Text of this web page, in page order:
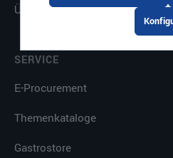
Über uns
SERVICE
E-Procurement
Themenkataloge
Gastrostore